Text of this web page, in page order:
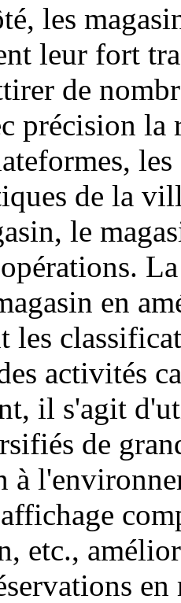
les
leur fort
de
précision
de la
le
en
les
activités
il s'agit
de
à
etc.,
en